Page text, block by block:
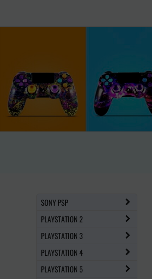
SONY PSP
PLAYSTATION 2
PLAYSTATION 3
PLAYSTATION 4
PLAYSTATION 5